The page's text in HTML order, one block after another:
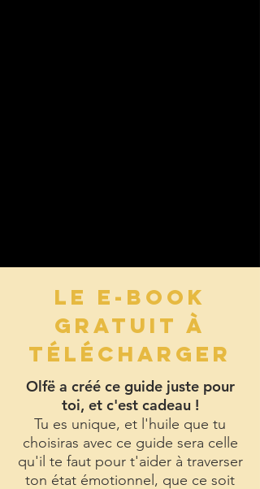
LE E-BOOK
GRATUIT À
TÉLÉCHARGER
Olfë a créé ce guide juste pour
toi, et c'est cadeau !
Tu es unique, et l'huile que tu
choisiras avec ce guide sera celle